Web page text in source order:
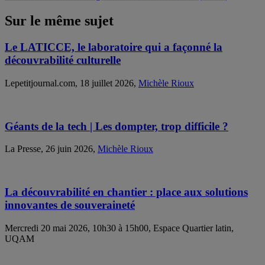
Sur le même sujet
Le LATICCE, le laboratoire qui a façonné la
découvrabilité culturelle
Lepetitjournal.com, 18 juillet 2026, Michèle Rioux
Géants de la tech | Les dompter, trop difficile ?
La Presse, 26 juin 2026, Michèle Rioux
La découvrabilité en chantier : place aux solutions
innovantes de souveraineté
Mercredi 20 mai 2026, 10h30 à 15h00, Espace Quartier latin,
UQAM